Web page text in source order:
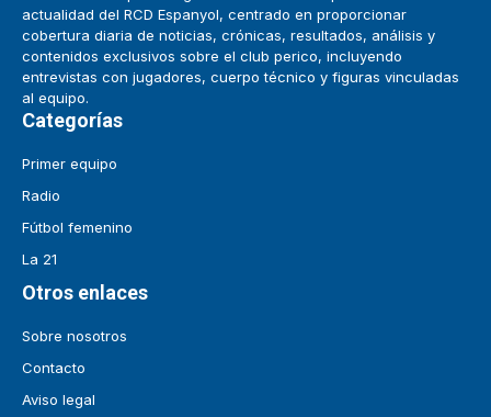
actualidad del RCD Espanyol, centrado en proporcionar
cobertura diaria de noticias, crónicas, resultados, análisis y
contenidos exclusivos sobre el club perico, incluyendo
entrevistas con jugadores, cuerpo técnico y figuras vinculadas
al equipo.
Categorías
Primer equipo
Radio
Fútbol femenino
La 21
Otros enlaces
Sobre nosotros
Contacto
Aviso legal